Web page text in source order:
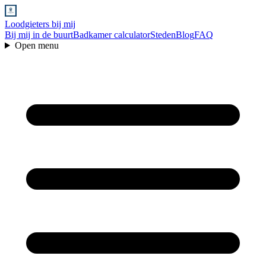
Loodgieters bij mij
Bij mij in de buurtBadkamer calculatorStedenBlogFAQ
Open menu